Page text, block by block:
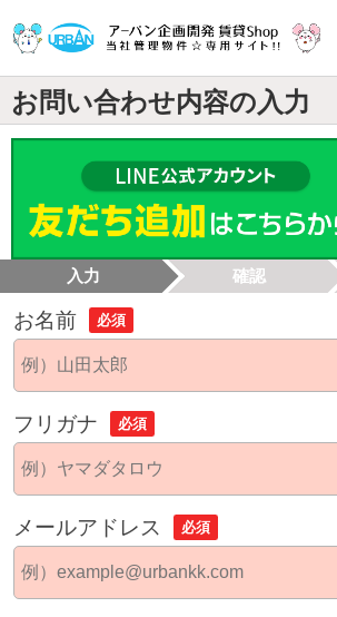
お問い合わせ内容の入力
入力 確認
お名前 必須
フリガナ 必須
メールアドレス 必須